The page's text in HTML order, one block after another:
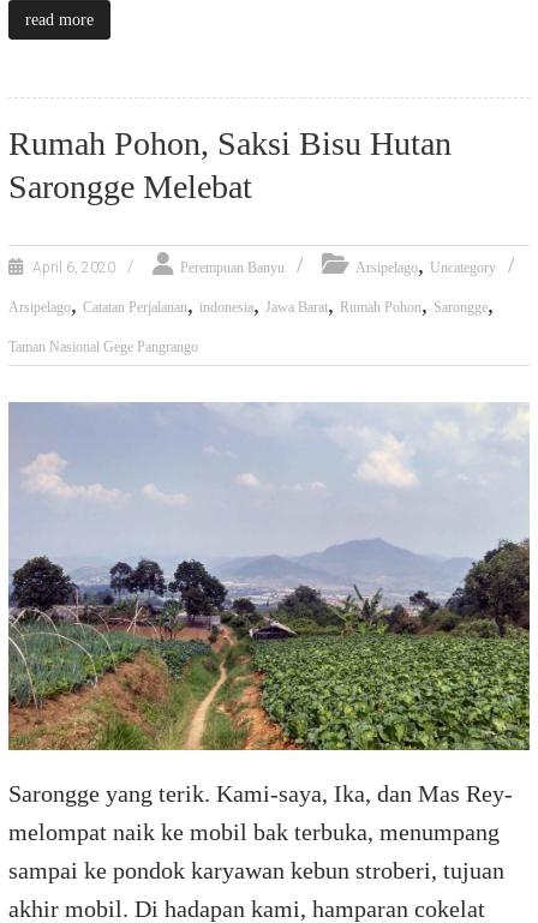
read more
Rumah Pohon, Saksi Bisu Hutan
Sarongge Melebat
April 6, 2020 Perempuan Banyu Arsipelago, Uncategory
Arsipelago, Catatan Perjalanan, indonesia, Jawa Barat, Rumah Pohon, Sarongge,
Taman Nasional Gege Pangrango
Sarongge yang terik. Kami-saya, Ika, dan Mas Rey-
melompat naik ke mobil bak terbuka, menumpang
sampai ke pondok karyawan kebun stroberi, tujuan
akhir mobil. Di hadapan kami, hamparan cokelat